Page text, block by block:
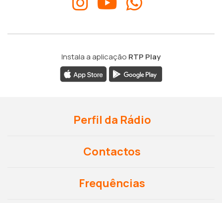
Instala a aplicação RTP Play
Perfil da Rádio
Contactos
Frequências